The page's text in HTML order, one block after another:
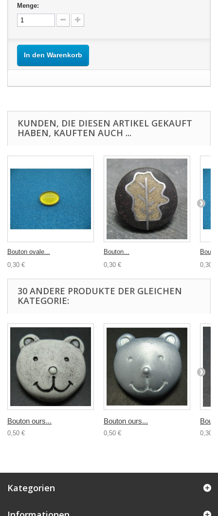
Menge:
In den Warenkorb
KUNDEN, DIE DIESEN ARTIKEL GEKAUFT
HABEN, KAUFTEN AUCH ...
Bouton ovale...
0,30 €
Bouton...
0,30 €
0,30 €
30 ANDERE PRODUKTE DER GLEICHEN
KATEGORIE:
Bouton ours...
0,50 €
Bouton ours...
0,50 € 0,30 €
Kategorien